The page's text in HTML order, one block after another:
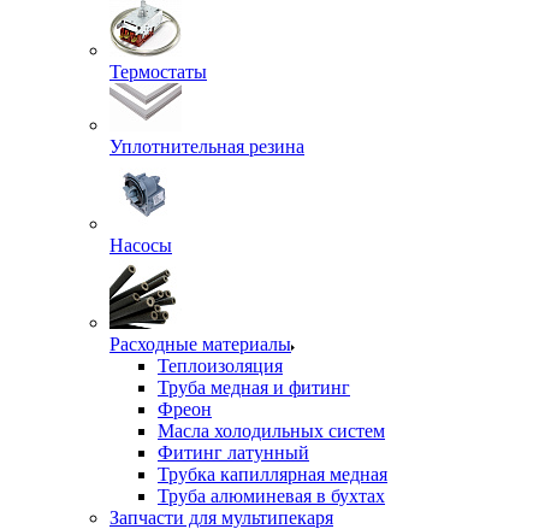
Термостаты
Уплотнительная резина
Насосы
Расходные материалы
Теплоизоляция
Труба медная и фитинг
Фреон
Масла холодильных систем
Фитинг латунный
Трубка капиллярная медная
Труба алюминевая в бухтах
Запчасти для мультипекаря